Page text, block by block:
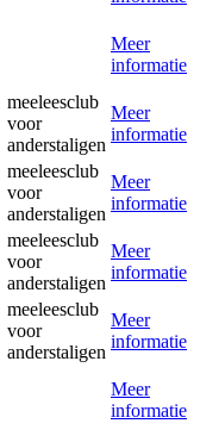
Meer
informatie
meeleesclub
voor
anderstaligen
Meer
informatie
meeleesclub
voor
anderstaligen
Meer
informatie
meeleesclub
voor
anderstaligen
Meer
informatie
meeleesclub
voor
anderstaligen
Meer
informatie
Meer
informatie